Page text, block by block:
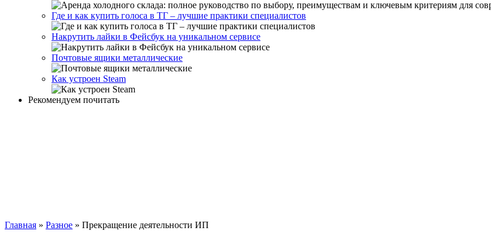
Где и как купить голоса в ТГ – лучшие практики специалистов
Накрутить лайки в Фейсбук на уникальном сервисе
Почтовые ящики металлические
Как устроен Steam
Рекомендуем почитать
Главная » Разное » Прекращение деятельности ИП